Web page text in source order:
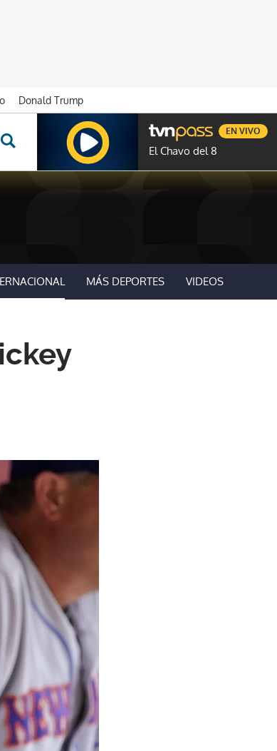
Donald Trump
NOVELAS GENTE TVN
El Chavo del 8
EN VIVO
MÁS DEPORTES VIDEOS